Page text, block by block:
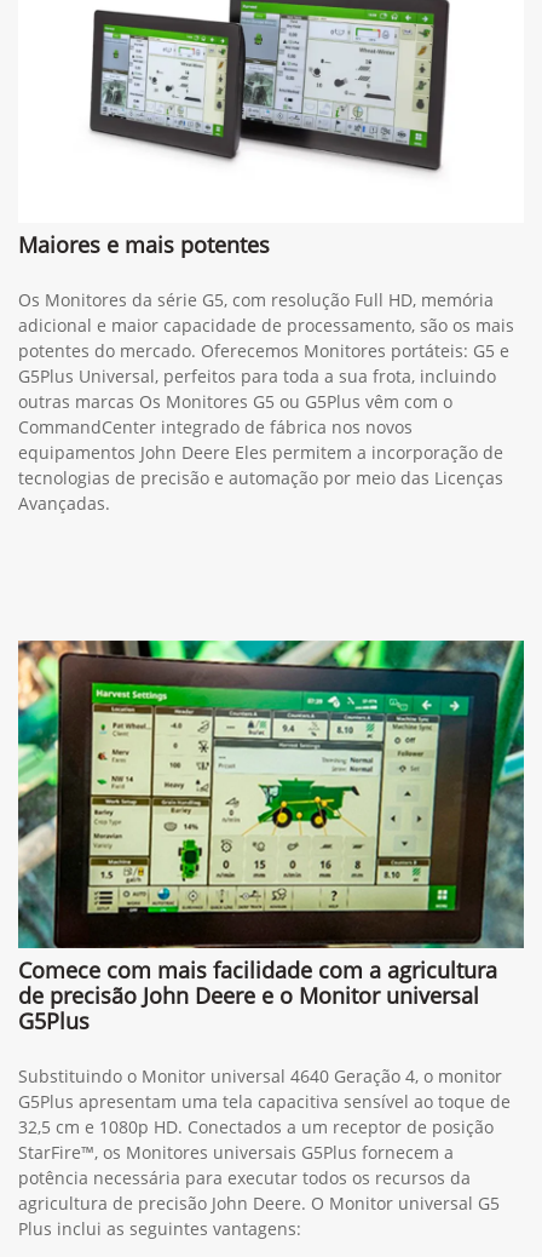
Maiores e mais potentes
Os Monitores da série G5, com resolução Full HD, memória
adicional e maior capacidade de processamento, são os mais
potentes do mercado. Oferecemos Monitores portáteis: G5 e
G5Plus Universal, perfeitos para toda a sua frota, incluindo
outras marcas Os Monitores G5 ou G5Plus vêm com o
CommandCenter integrado de fábrica nos novos
equipamentos John Deere Eles permitem a incorporação de
tecnologias de precisão e automação por meio das Licenças
Avançadas.
Comece com mais facilidade com a agricultura
de precisão John Deere e o Monitor universal
G5Plus
Substituindo o Monitor universal 4640 Geração 4, o monitor
G5Plus apresentam uma tela capacitiva sensível ao toque de
32,5 cm e 1080p HD. Conectados a um receptor de posição
StarFire™, os Monitores universais G5Plus fornecem a
potência necessária para executar todos os recursos da
agricultura de precisão John Deere. O Monitor universal G5
Plus inclui as seguintes vantagens: